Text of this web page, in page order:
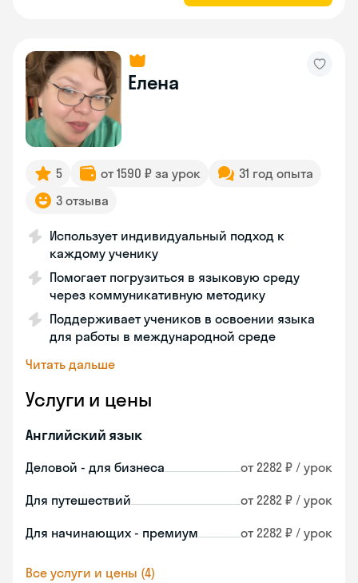
Елена
5 от 1590 ₽ за урок
31 год опыта
3 отзыва
Использует индивидуальный подход к
каждому ученику
Помогает погрузиться в языковую среду
через коммуникативную методику
Поддерживает учеников в освоении языка
для работы в международной среде
Читать дальше
Услуги и цены
Английский язык
Деловой - для бизнеса от 2282 ₽ / урок
Для путешествий от 2282 ₽ / урок
Для начинающих - премиум от 2282 ₽ / урок
Все услуги и цены (4)